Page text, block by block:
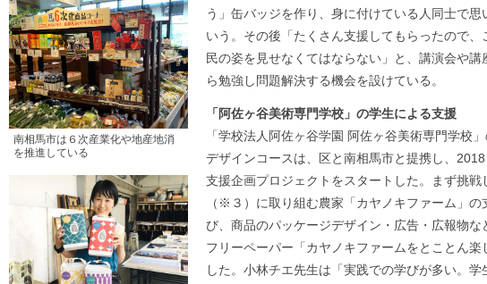
う」缶バッジを作り、身に付けている人同士で思
いう。その後「たくさん支援してもらったので
民の姿を見せなくてはならない」と、講演会や講
ら勉強し問題解決する機会を設けている。
「阿佐ヶ谷美術専門学校」の学生による支援
「学校法人阿佐ヶ谷学園 阿佐ヶ谷美術専門学校
デザインコースは、区と南相馬市と提携し、
支援企画プロジェクトをスタートした。まず挑戦
（※３）に取り組む農家「カヤノキファーム」の
び、商品のパッケージデザイン・広告・広報物な
フリーペーパー「カヤノキファームをとことん
した。小林チエ先生は「実践での学びが多い。
南相馬市は６次産業化や地産地消
を推進している